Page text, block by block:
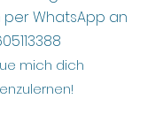
WhatsApp an
mich dich